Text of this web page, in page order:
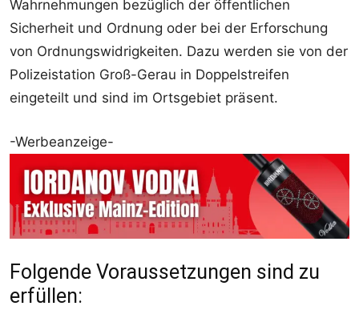
Wahrnehmungen bezüglich der öffentlichen
Sicherheit und Ordnung oder bei der Erforschung
von Ordnungswidrigkeiten. Dazu werden sie von der
Polizeistation Groß-Gerau in Doppelstreifen
eingeteilt und sind im Ortsgebiet präsent.
-Werbeanzeige-
Folgende Voraussetzungen sind zu
erfüllen: